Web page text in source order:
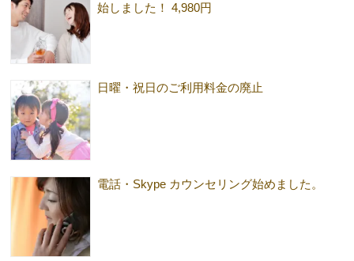
始しました！ 4,980円
日曜・祝日のご利用料金の廃止
電話・Skype カウンセリング始めました。